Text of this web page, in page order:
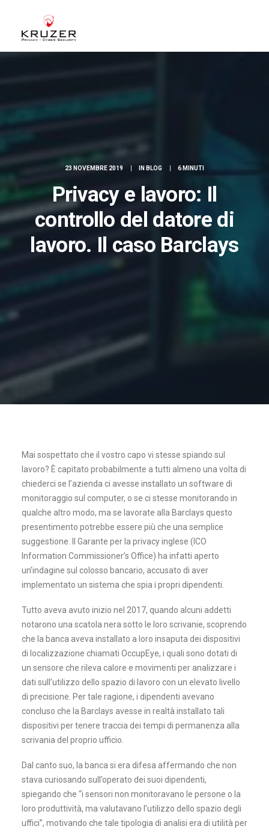
SERVIZI
CASE STUDIES
WHITE PAPERS
CONTATTI
ACCEDI
23 NOVEMBRE 2019 IN BLOG 6 MINUTI
Privacy e lavoro: Il
controllo del datore di
lavoro. Il caso Barclays
Mai sospettato che il vostro capo vi stesse spiando sul
lavoro? È capitato probabilmente a tutti almeno una volta di
chiederci se l’azienda ci avesse installato un software di
monitoraggio sul computer, o se ci stesse monitorando in
qualche altro modo, ma se lavorate alla Barclays questo
presentimento potrebbe essere più che una semplice
suggestione. Il Garante per la privacy inglese (ICO
Information Commissioner’s Office) ha infatti aperto
un’indagine sul colosso bancario, accusato di aver
implementato un sistema che spia i propri dipendenti.
Tutto aveva avuto inizio nel 2017, quando alcuni addetti
notarono una scatola nera sotto le loro scrivanie, scoprendo
che la banca aveva installato a loro insaputa dei dispositivi
di localizzazione chiamati OccupEye, i quali sono dotati di
un sensore che rileva calore e movimenti per analizzare i
dati sull’utilizzo dello spazio di lavoro con un elevato livello
di precisione. Per tale ragione, i dipendenti avevano
concluso che la Barclays avesse in realtà installato tali
dispositivi per tenere traccia dei tempi di permanenza alla
scrivania del proprio ufficio.
Dal canto suo, la banca si era difesa affermando che non
stava curiosando sull’operato dei suoi dipendenti,
spiegando che “i sensori non monitoravano le persone o la
loro produttività, ma valutavano l’utilizzo dello spazio degli
uffici”, motivando che tale tipologia di analisi era di utilità per